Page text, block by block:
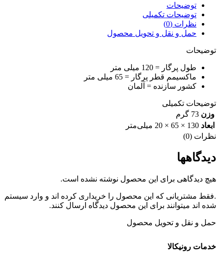
توضیحات
توضیحات تکمیلی
نظرات (0)
حمل و نقل و تحویل محصول
توضیحات
طول پرگار = 120 میلی متر
ماکسیمم قطر پرگار = 65 میلی متر
کشور سازنده = آلمان
توضیحات تکمیلی
وزن 73 گرم
ابعاد 130 × 65 × 20 میلی‌متر
نظرات (0)
دیدگاهها
هیچ دیدگاهی برای این محصول نوشته نشده است.
.فقط مشتریانی که این محصول را خریداری کرده اند و وارد سیستم
شده اند میتوانند برای این محصول دیدگاه ارسال کنند.
حمل و نقل و تحویل محصول
خدمات رونیکالا